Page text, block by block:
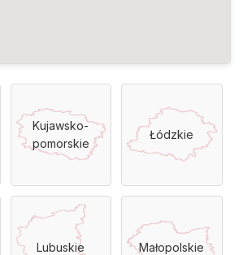
Kujawsko-
pomorskie
Łódzkie
Lubuskie Małopolskie